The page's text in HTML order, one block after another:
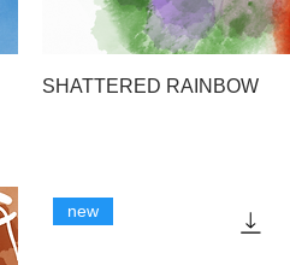
SHATTERED RAINBOW
new